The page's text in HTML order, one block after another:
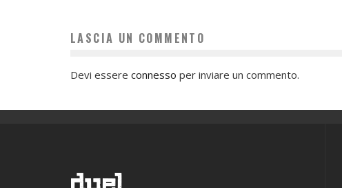
LASCIA UN COMMENTO
Devi essere connesso per inviare un commento.